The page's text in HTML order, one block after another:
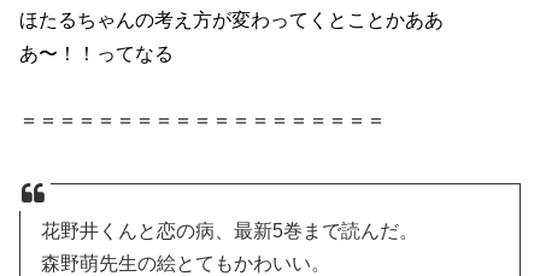
ほたるちゃんの考え方が変わってく と ことかああ
あ〜！！ってなる
＝＝＝＝＝＝＝＝＝＝＝＝＝＝＝＝＝＝＝
花野井くんと恋の病、最新5巻まで読んだ。
森野萌先生の絵とてもかわいい。